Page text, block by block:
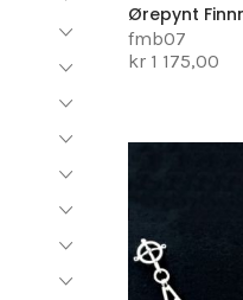
Ørepynt
fmb07
kr 1 175,00